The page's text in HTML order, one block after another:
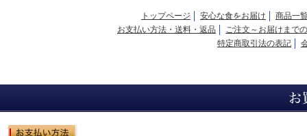
トップページ 安心な食をお届け
商品一
お支払い方法・送料・返品
ご注文～お届けまで
特定商取引法の表記